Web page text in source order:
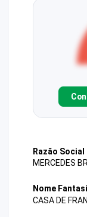
Razão Social
MERCEDES
Nome
CASA DE